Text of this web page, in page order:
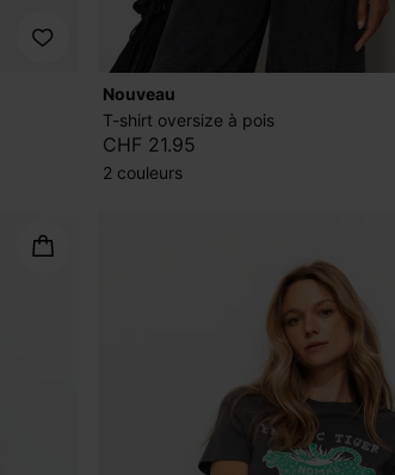
nouveau
T-shirt oversize à pois
CHF 21.95
2 couleurs